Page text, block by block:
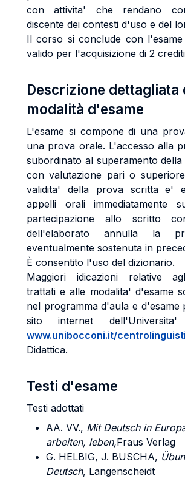
con attivita' che rendano
discente dei contesti d'uso e del
Il corso si conclude con
valido per l'acquisizione di 2
Descrizione dettagliata
modalità d'esame
L'esame si compone di una
una prova orale. L'accesso alla
subordinato al superamento
con valutazione pari o
validita' della prova scritta e'
appelli orali immediatamente
partecipazione allo scritto
dell'elaborato annulla la
eventualmente sostenuta in
È consentito l'uso del dizionario.
Maggiori idicazioni relative
trattati e alle modalita' d'esame
nel programma d'aula e d'esame
sito internet dell'Universita'
www.unibocconi.it/
Didattica.
Testi d'esame
Testi adottati
AA. VV., Mit Deutsch in
arbeiten, leben,Fraus Verlag
G. HELBIG, J. BUSCHA,
Deutsch, Langenscheidt